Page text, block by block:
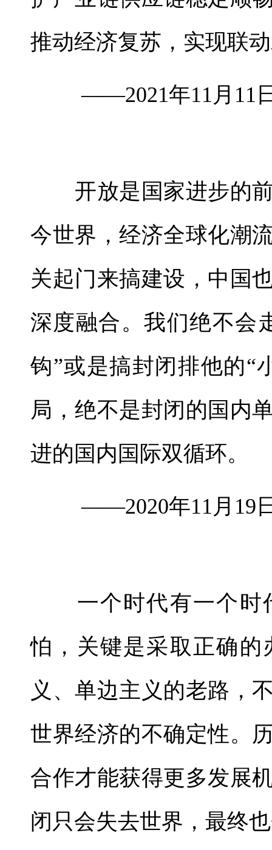
推动经济复苏，实现联
——2021年11月11日
开放是国家进步的前
今世界，经济全球化潮
关起门来搞建设，中国
深度融合。我们绝不会
钩”或是搞封闭排他的“
局，绝不是封闭的国内
进的国内国际双循环。
——2020年11月19日
一个时代有一个时
怕，关键是采取正确
义、单边主义的老路，
世界经济的不确定性。
合作才能获得更多发展
闭只会失去世界，最终